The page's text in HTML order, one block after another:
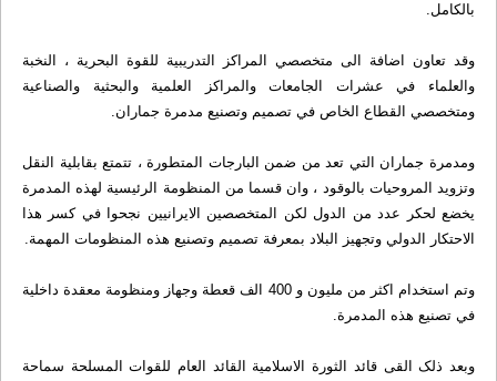
بالکامل.
وقد تعاون اضافة الى متخصصي المراکز التدريبية للقوة البحرية ، النخبة
والعلماء في عشرات الجامعات والمراکز العلمية والبحثية والصناعية
ومتخصصي القطاع الخاص في تصميم وتصنيع مدمرة جماران.
ومدمرة جماران التي تعد من ضمن البارجات المتطورة ، تتمتع بقابلية النقل
وتزويد المروحيات بالوقود ، وان قسما من المنظومة الرئيسية لهذه المدمرة
يخضع لحکر عدد من الدول لکن المتخصصين الايرانيين نجحوا في کسر هذا
الاحتکار الدولي وتجهيز البلاد بمعرفة تصميم وتصنيع هذه المنظومات المهمة.
وتم استخدام اکثر من مليون و 400 الف قعطة وجهاز ومنظومة معقدة داخلية
في تصنيع هذه المدمرة.
وبعد ذلک القى قائد الثورة الاسلامية القائد العام للقوات المسلحة سماحة